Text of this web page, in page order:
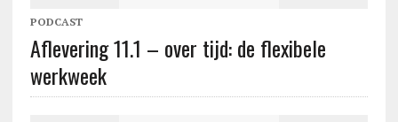
PODCAST
Aflevering 11.1 – over tijd: de flexibele
werkweek